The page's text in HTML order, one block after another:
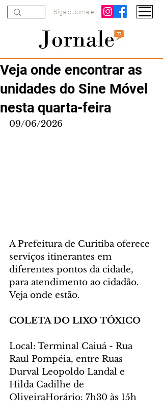
Siga o Jornale
Veja onde encontrar as
unidades do Sine Móvel
nesta quarta-feira
09/06/2026
A Prefeitura de Curitiba oferece
serviços itinerantes em
diferentes pontos da cidade,
para atendimento ao cidadão.
Veja onde estão.
COLETA DO LIXO TÓXICO
Local: Terminal Caiuá - Rua
Raul Pompéia, entre Ruas
Durval Leopoldo Landal e
Hilda Cadilhe de
OliveiraHorário: 7h30 às 15h